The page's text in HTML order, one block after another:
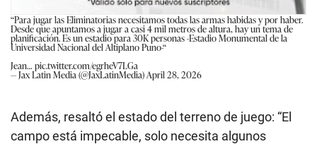
“Para jugar las Eliminatorias necesitamos todas las armas habidas y por haber.
Desde que apuntamos a jugar a casi 4 mil metros de altura, hay un tema de
planificación. Es un estadio para 30K personas -Estadio Monumental de la
Universidad Nacional del Altiplano Puno-“
Jean… pic.twitter.com/egrheV7LGa
— Jax Latin Media (@JaxLatinMedia)April 28, 2026
Además, resaltó el estado del terreno de juego: “El
campo está impecable, solo necesita algunos